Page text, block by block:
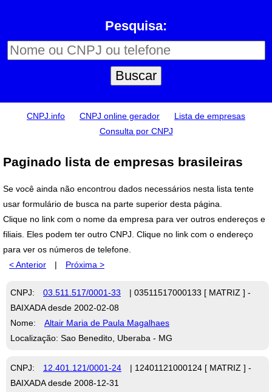
Pesquisa:
CNPJ.info CNPJ online gerador
Lista de empresas
Consulta por CNPJ
Paginado lista de empresas brasileiras
Se você ainda não encontrou dados necessários nesta lista tente
usar formulário de busca na parte superior desta página.
Clique no link com o nome da empresa para ver outros endereços e
filiais. Eles podem ter outro CNPJ. Clique no link com o endereço
para ver os números de telefone.
< Anterior
| Próxima >
CNPJ: 03.511.517/0001-33
| 03511517000133 [ MATRIZ ] -
BAIXADA desde 2002-02-08
Nome:
Altair Maria de Paula Magalhaes
Localização: Sao Benedito, Uberaba - MG
CNPJ: 12.401.121/0001-24
| 12401121000124 [ MATRIZ ] -
BAIXADA desde 2008-12-31